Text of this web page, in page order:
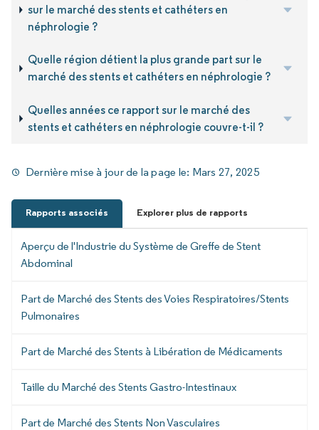
sur le marché des stents et cathéters en
néphrologie ?
Quelle région détient la plus grande part sur le
marché des stents et cathéters en néphrologie ?
Quelles années ce rapport sur le marché des
stents et cathéters en néphrologie couvre-t-il ?
Dernière mise à jour de la page le: Mars 27, 2025
Rapports associés Explorer plus de rapports
Aperçu de l'Industrie du Système de Greffe de Stent
Abdominal
Part de Marché des Stents des Voies Respiratoires/Stents
Pulmonaires
Part de Marché des Stents à Libération de Médicaments
Taille du Marché des Stents Gastro-Intestinaux
Part de Marché des Stents Non Vasculaires